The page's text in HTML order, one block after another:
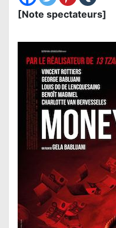
[Note spectateurs]